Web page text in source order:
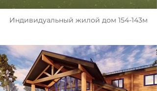
Индивидуальный жилой дом 154-143м